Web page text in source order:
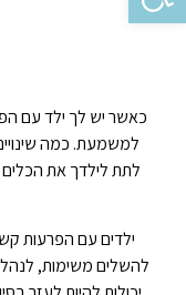
כאשר יש לך ילד עם
למשמעת. כמה
לתת לילדך את הכלים
ילדים עם הפרעות
להשלים משימות, לנהל